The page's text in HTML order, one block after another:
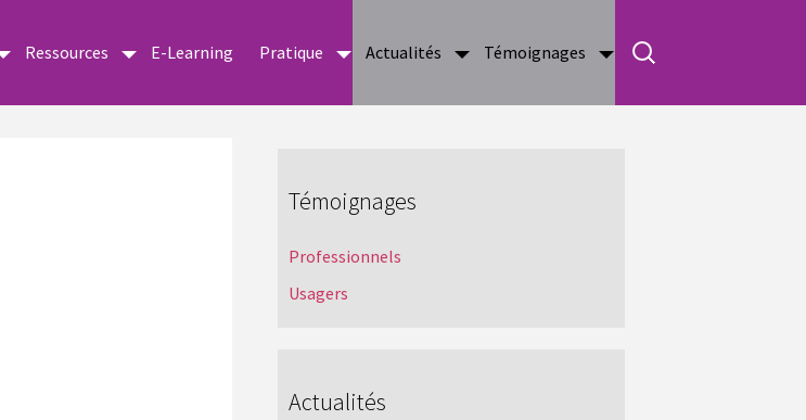
Ressources E-Learning Pratique Actualités Témoignages
Témoignages
Professionnels
Usagers
Actualités